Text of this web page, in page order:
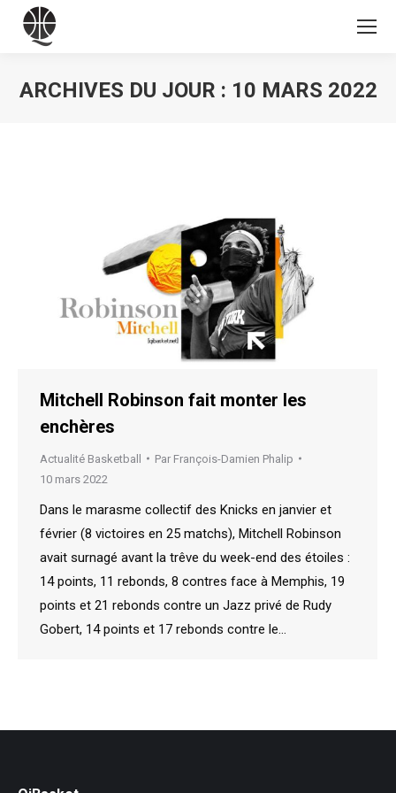
ARCHIVES DU JOUR : 10 MARS 2022
Mitchell Robinson fait monter les
enchères
Actualité Basketball Par François-Damien Phalip
10 mars 2022
Dans le marasme collectif des Knicks en janvier et
février (8 victoires en 25 matchs), Mitchell Robinson
avait surnagé avant la trêve du week-end des étoiles :
14 points, 11 rebonds, 8 contres face à Memphis, 19
points et 21 rebonds contre un Jazz privé de Rudy
Gobert, 14 points et 17 rebonds contre le…